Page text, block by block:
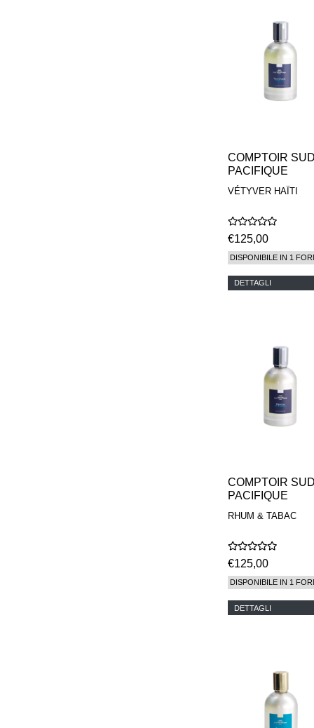
COMPTOIR
PACIFIQUE
VÉTYVER HAÏTI
€125,00
DISPONIBILE IN 1
DETTAGLI
COMPTOIR
PACIFIQUE
RHUM & TABAC
€125,00
DISPONIBILE IN 1
DETTAGLI